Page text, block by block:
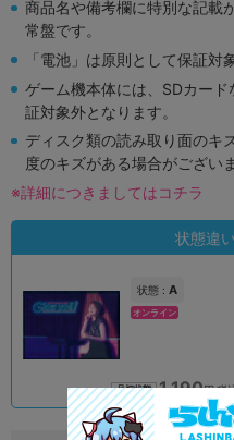
商品名や備考欄に特別な記載
常盤です。
「電池」は原則として保証対
ゲーム機本体には、SDカー
証対象外となります。
ディスク類の読み取り面のキ
度のキズがある場合がございま
※詳細につきましてはコチラ
状態違
状態 : A
オンライン
品切状態 1,190円 税